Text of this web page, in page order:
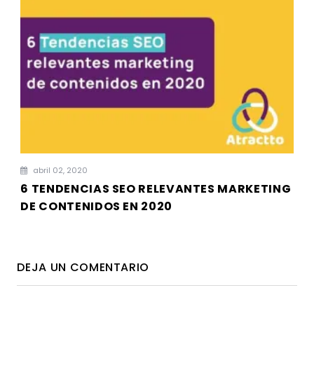
abril 02, 2020
6 TENDENCIAS SEO RELEVANTES MARKETING
DE CONTENIDOS EN 2020
DEJA UN COMENTARIO